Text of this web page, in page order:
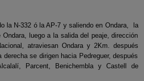
la N-332 ó la AP-7 y saliendo en Ondara, la
luego a la salida del peaje, dirección
atraviesan Ondara y 2Km. después
se dirigen hacia Pedreguer, después
Parcent, Benichembla y Castell de